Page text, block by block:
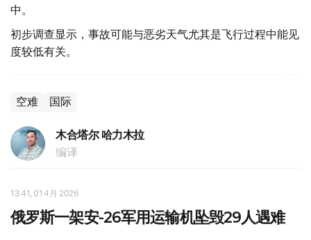
中。
初步调查显示，事故可能与恶劣天气尤其是飞行过程中能见
度较低有关。
空难 国际
木合塔尔 哈力木拉
编译
13:41, 01 4月 2026
俄罗斯一架安-26军用运输机坠毁29人遇难